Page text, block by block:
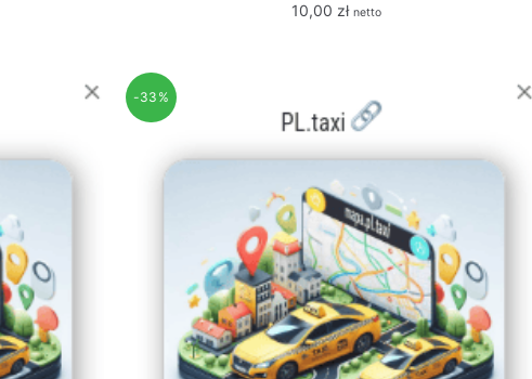
10,00 zł netto
-33%